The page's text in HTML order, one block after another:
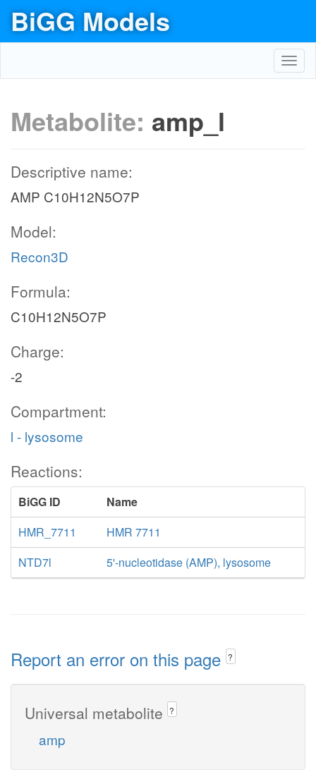
BiGG Models
Metabolite: amp_l
Descriptive name:
AMP C10H12N5O7P
Model:
Recon3D
Formula:
C10H12N5O7P
Charge:
-2
Compartment:
l - lysosome
Reactions:
BiGG ID
Name
HMR_7711
HMR 7711
NTD7l
5'-nucleotidase (AMP), lysosome
Report an error on this page ?
Universal metabolite ?
amp